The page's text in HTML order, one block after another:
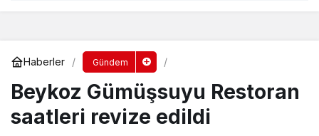
Haberler Gündem
Beykoz Gümüşsuyu Restoran
saatleri revize edildi